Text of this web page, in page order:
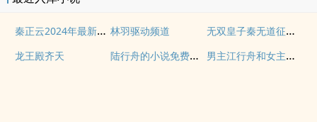
秦正云2024年最新消息 林羽驱动频道 无双皇子秦无道征战诸天全集下载
龙王殿齐天 陆行舟的小说免费阅读 男主江行舟和女主陆云娆的小说